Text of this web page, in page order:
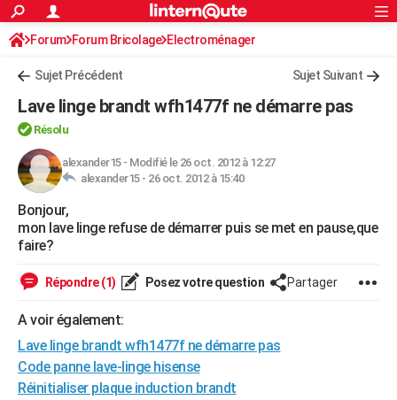
ACTUALITÉS
Politique
Société
Faits Divers
Education
Monde
Villes
+
Programme TV
TNTStreaming
Cinéma
Sorties cinéma
Musique
+FINANCE
Retraite
Impôts
Epargne
Immobilier
Risques naturels par ville
Banque
Assurance
Crédit
AUTO
Essais
Réserver un essai
Citadines
Berlines
SUV
Forum auto
Mobiles
Meilleur smartphone
Internet
Ordinateurs
Jeux vidéo
Guide high-tech
+BRICOLAGE
WEEK-END
Art de vivre
Bien-être
Loisirs
Mode
Modes de vie
SANTE
Alimentation
Guide de la santé
Maladies
Médicaments
Sommeil
VOYAGE
S'inscrire
Connexion
Forum Forum Bricolage Electroménager
Sujet Précédent Sujet Suivant
Lave linge brandt wfh1477f ne démarre pas
Résolu
alexander15- Modifié le 26 oct. 2012 à 12:27
alexander15 - 26 oct. 2012 à 15:40
Bonjour,
mon lave linge refuse de démarrer puis se met en pause,que
faire?
Répondre (1) Posez votre question Partager
A voir également:
Lave linge brandt wfh1477f ne démarre pas
Code panne lave-linge hisense
Réinitialiser plaque induction brandt